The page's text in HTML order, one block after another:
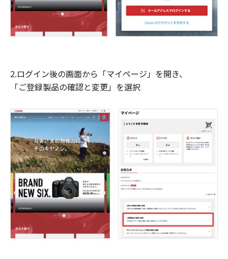
2.ログイン後の画面から「マイページ」を開き、
「ご登録製品の確認と変更」を選択